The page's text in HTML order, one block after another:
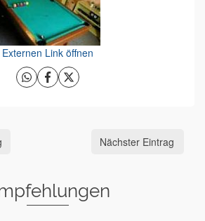
Externen Link öffnen
Nächster Eintrag